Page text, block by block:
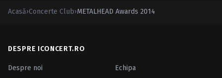
Acasă›Concerte Club›METALHEAD Awards 2014
DESPRE ICONCERT.RO
Despre noi
Echipa